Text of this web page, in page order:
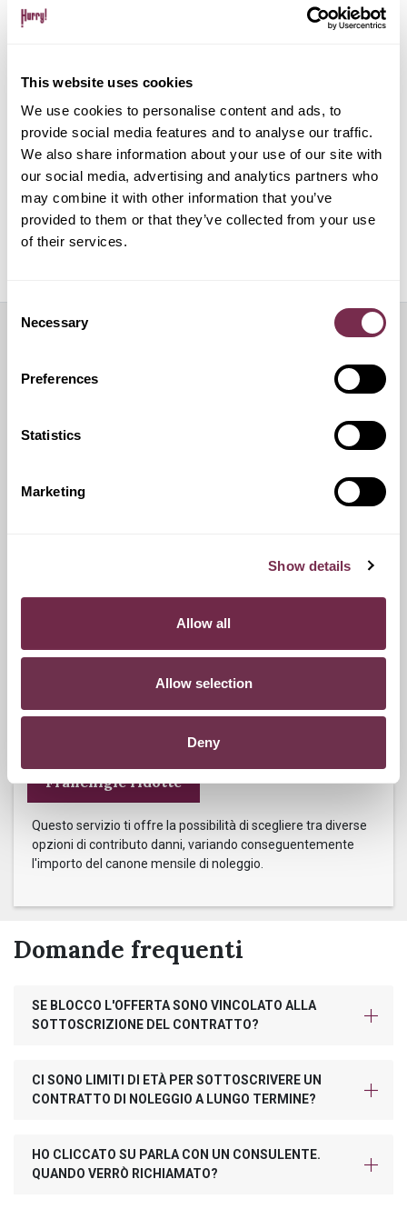
This website uses cookies
We use cookies to personalise content and ads, to
provide social media features and to analyse our traffic.
We also share information about your use of our site with
our social media, advertising and analytics partners who
may combine it with other information that you’ve
provided to them or that they’ve collected from your use
of their services.
Consent
Selection
Necessary
Preferences
Statistics
Marketing
Show details
Allow all
Allow selection
Deny
Gestione pratiche amministrative e multe
Gestione del noleggio tramite app su dispositivo
mobile
ALPHABET PAPERLESS Digital Onboarding
Off Mode: sospensione temporanea del noleggio
Ritiro Usato
I nostri esperti ti forniranno una valutazione gratuita della
Durante i mesi invernali potrai equipaggiare la tua vettura
dotazione), o in alternativa, qualora fosse possibile, con
Franchigie ridotte
Questo servizio ti offre la possibilità di scegliere tra diverse
opzioni di contributo danni, variando conseguentemente
l'importo del canone mensile di noleggio.
Domande frequenti
SE BLOCCO L'OFFERTA SONO VINCOLATO ALLA
SOTTOSCRIZIONE DEL CONTRATTO?
CI SONO LIMITI DI ETÀ PER SOTTOSCRIVERE UN
CONTRATTO DI NOLEGGIO A LUNGO TERMINE?
HO CLICCATO SU PARLA CON UN CONSULENTE.
QUANDO VERRÒ RICHIAMATO?